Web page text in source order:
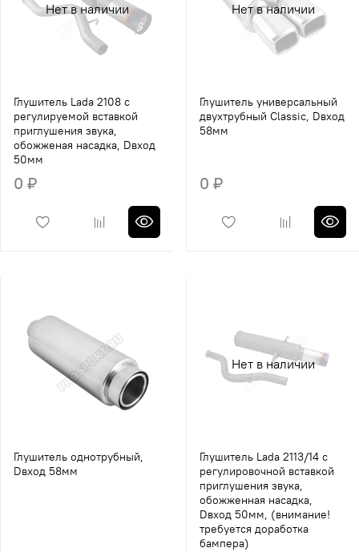
Нет в наличии
Глушитель Lada 2108 с
регулируемой вставкой
приглушения звука,
обожженая насадка, Dвход
50мм
0 ₽
Нет в наличии
Глушитель универсальный
двухтрубный Classic, Dвход
58мм
0 ₽
Глушитель однотрубный,
Dвход 58мм
Нет в наличии
Глушитель Lada 2113/14 с
регулировочной вставкой
приглушения звука,
обожженная насадка,
Dвход 50мм, (внимание!
требуется доработка
бампера)